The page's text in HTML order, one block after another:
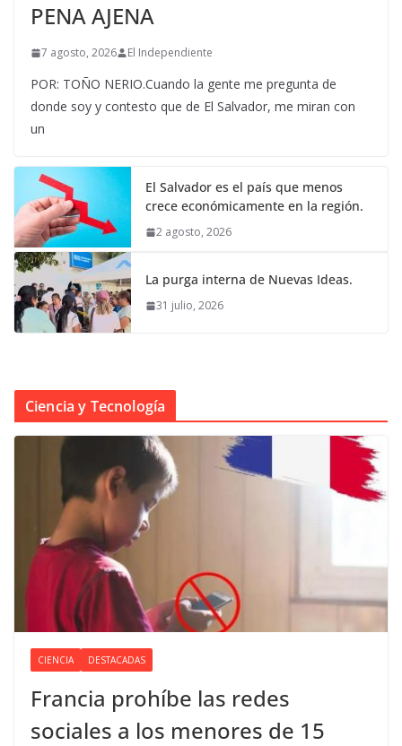
PENA AJENA
7 agosto, 2026 El Independiente
POR: TOÑO NERIO.Cuando la gente me pregunta de
donde soy y contesto que de El Salvador, me miran con
un
El Salvador es el país que menos
crece económicamente en la región.
2 agosto, 2026
La purga interna de Nuevas Ideas.
31 julio, 2026
Ciencia y Tecnología
CIENCIA DESTACADAS
Francia prohíbe las redes
sociales a los menores de 15